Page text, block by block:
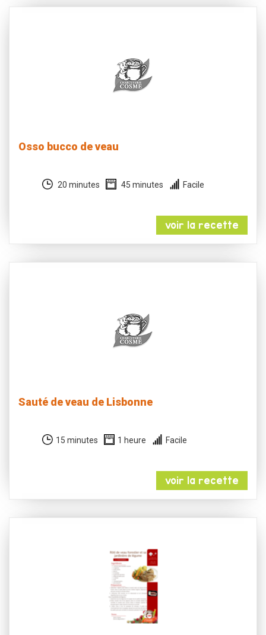
Osso bucco de veau
20 minutes 45 minutes Facile
voir la recette
Sauté de veau de Lisbonne
15 minutes 1 heure Facile
voir la recette